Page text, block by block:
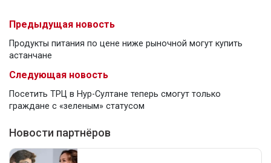
Предыдущая новость
Продукты питания по цене ниже рыночной могут купить
астанчане
Следующая новость
Посетить ТРЦ в Нур-Султане теперь смогут только
граждане с «зеленым» статусом